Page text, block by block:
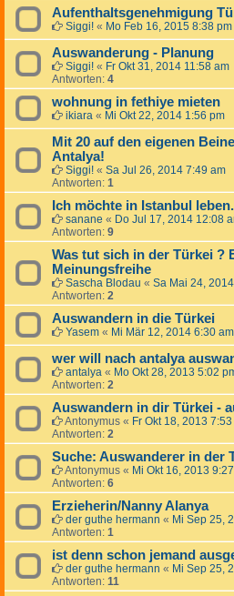
Aufenthaltsgenehmigung
Siggi! « Mo Feb 16, 2015 8:38 pm
Auswanderung - Planung
Siggi! « Fr Okt 31, 2014 11:58 am
Antworten: 4
wohnung in fethiye mieten
ikiara « Mi Okt 22, 2014 1:56 pm
Mit 20 auf den eigenen
Antalya!
Siggi! « Sa Jul 26, 2014 7:49 am
Antworten: 1
Ich möchte in Istanbul
sanane « Do Jul 17, 2014 12:08
Antworten: 9
Was tut sich in der Türkei ?
Meinungsfreihe
Sascha Blodau « Sa Mai 24,
Antworten: 2
Auswandern in die Türkei
Yasem « Mi Mär 12, 2014 6:30 am
wer will nach antalya
antalya « Mo Okt 28, 2013 5:02
Antworten: 2
Auswandern in dir Türkei -
Antonymus « Fr Okt 18, 2013
Antworten: 2
Suche: Auswanderer in der
Antonymus « Mi Okt 16, 2013
Antworten: 6
Erzieherin/Nanny Alanya
der guthe hermann « Mi Sep 25,
Antworten: 1
ist denn schon jemand
der guthe hermann « Mi Sep 25,
Antworten: 11